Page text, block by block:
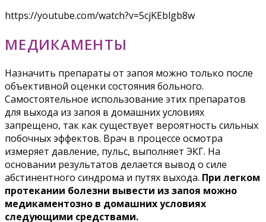
https://youtube.com/watch?v=5cjKEblgb8w
МЕДИКАМЕНТЫ
Назначить препараты от запоя можно только после
объективной оценки состояния больного.
Самостоятельное использование этих препаратов
для выхода из запоя в домашних условиях
запрещено, так как существует вероятность сильных
побочных эффектов. Врач в процессе осмотра
измеряет давление, пульс, выполняет ЭКГ. На
основании результатов делается вывод о силе
абстинентного синдрома и путях выхода. При легком
протекании болезни вывести из запоя можно
медикаментозно в домашних условиях
следующими средствами.